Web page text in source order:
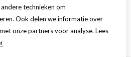
technieken om
Ook delen we informatie over
onze partners voor analyse. Lees